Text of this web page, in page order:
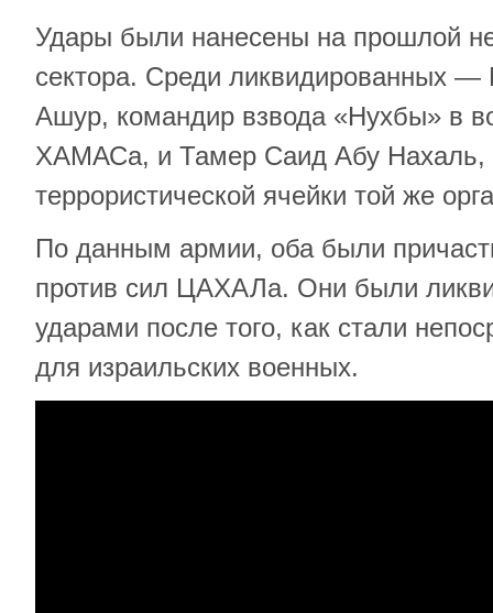
Удары были нанесены на прошлой
сектора. Среди ликвидированных
Ашур, командир взвода «Нухбы» в
ХАМАСа, и Тамер Саид Абу Нахаль,
террористической ячейки той же
По данным армии, оба были
против сил ЦАХАЛа. Они были
ударами после того, как стали
для израильских военных.